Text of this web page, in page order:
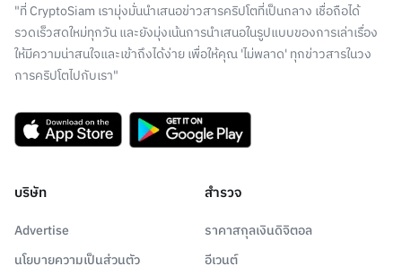
"ที่ CryptoSiam เรามุ่งมั่นนำเสนอข่าวสารคริปโตที่เป็นกลาง เชื่อถือได้
รวดเร็วสดใหม่ทุกวัน และยังมุ่งเน้นการนำเสนอในรูปแบบของการเล่าเรื่อง
ให้มีความน่าสนใจและเข้าถึงได้ง่าย เพื่อให้คุณ 'ไม่พลาด' ทุกข่าวสารในวง
การคริปโตไปกับเรา"
บริษัท
Advertise
นโยบายความเป็นส่วนตัว
สำรวจ
ราคาสกุลเงินดิจิตอล
อีเวนต์